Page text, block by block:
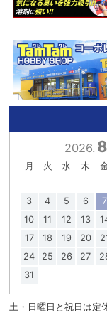
2026. 8
月 火 水 木
3
4 5 6 7
10
11 12 13
17
18 19 20
24
25 26 27
31
土・日曜日と祝日は定